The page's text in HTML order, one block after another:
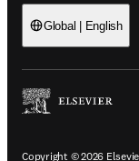
Global | English
Copyright © 2026